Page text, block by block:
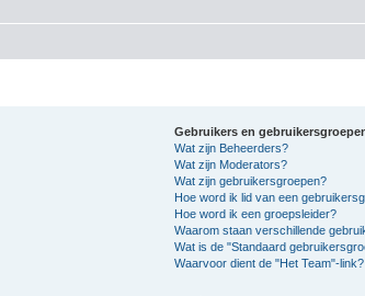
Gebruikers en
Wat zijn Beheerders?
Wat zijn Moderators?
Wat zijn gebruikersgroepen?
Hoe word ik lid van een
Hoe word ik een groepsleider?
Waarom staan verschillende
Wat is de "Standaard
Waarvoor dient de "Het Team"-link?